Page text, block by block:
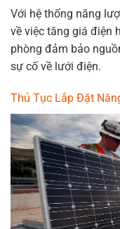
Với hệ thống năng
về việc tăng giá điện
phòng đảm bảo
sự cố về lưới điện.
Thủ Tục Lắp Đặt